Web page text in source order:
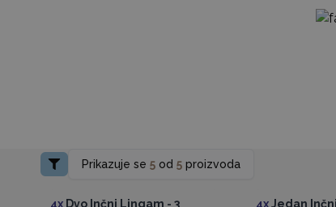
Prikazuje se 5od 5proizvoda
Pristup veleprodajnim
cijenama
4x Dvo Inčni Lingam - 3
4xJedan